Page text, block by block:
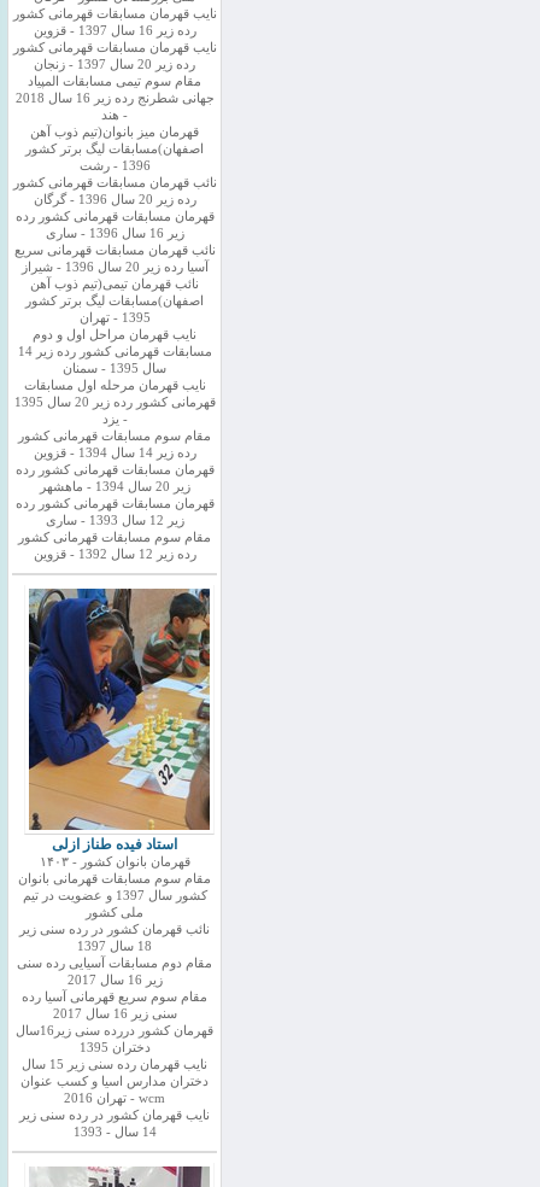
نایب قهرمان مسابقات قهرمانی کشور
رده زیر 16 سال 1397 - قزوین
نایب قهرمان مسابقات قهرمانی کشور
رده زیر 20 سال 1397 - زنجان
مقام سوم تیمی مسابقات المپیاد
جهانی شطرنج رده زیر 16 سال 2018
- هند
قهرمان میز بانوان(تیم ذوب آهن
اصفهان)مسابقات لیگ برتر کشور
1396 - رشت
نائب قهرمان مسابقات قهرمانی کشور
رده زیر 20 سال 1396 - گرگان
قهرمان مسابقات قهرمانی کشور رده
زیر 16 سال 1396 - ساری
نائب قهرمان مسابقات قهرمانی سریع
آسیا رده زیر 20 سال 1396 - شیراز
نائب قهرمان تیمی(تیم ذوب آهن
اصفهان)مسابقات لیگ برتر کشور
1395 - تهران
نایب قهرمان مراحل اول و دوم
مسابقات قهرمانی کشور رده زیر 14
سال 1395 - سمنان
نایب قهرمان مرحله اول مسابقات
قهرمانی کشور رده زیر 20 سال 1395
- یزد
مقام سوم مسابقات قهرمانی کشور
رده زیر 14 سال 1394 - قزوین
قهرمان مسابقات قهرمانی کشور رده
زیر 20 سال 1394 - ماهشهر
قهرمان مسابقات قهرمانی کشور رده
زیر 12 سال 1393 - ساری
مقام سوم مسابقات قهرمانی کشور
رده زیر 12 سال 1392 - قزوین
استاد فیده طناز ازلی
قهرمان بانوان کشور - ۱۴۰۳
مقام سوم مسابقات قهرمانی بانوان
کشور سال 1397 و عضویت در تیم
ملی کشور
نائب قهرمان کشور در رده سنی زیر
18 سال 1397
مقام دوم مسابقات آسیایی رده سنی
زیر 16 سال 2017
مقام سوم سریع قهرمانی آسیا رده
سنی زیر 16 سال 2017
قهرمان کشور دررده سنی زیر16سال
دختران 1395
نایب قهرمان رده سنی زیر 15 سال
دختران مدارس اسیا و کسب عنوان
wcm - تهران 2016
نایب قهرمان کشور در رده سنی زیر
14 سال - 1393